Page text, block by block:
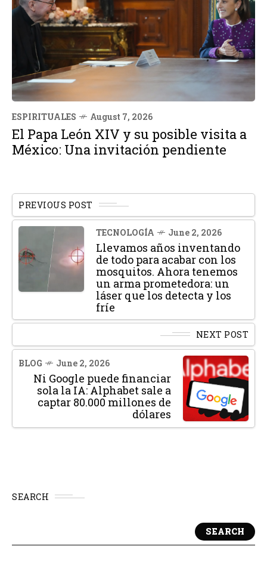
ESPIRITUALES August 7, 2026
El Papa León XIV y su posible visita a
México: Una invitación pendiente
PREVIOUS POST
TECNOLOGÍA June 2, 2026
Llevamos años inventando
de todo para acabar con los
mosquitos. Ahora tenemos
un arma prometedora: un
láser que los detecta y los
fríe
NEXT POST
BLOG June 2, 2026
Ni Google puede financiar
sola la IA: Alphabet sale a
captar 80.000 millones de
dólares
SEARCH
SEARCH